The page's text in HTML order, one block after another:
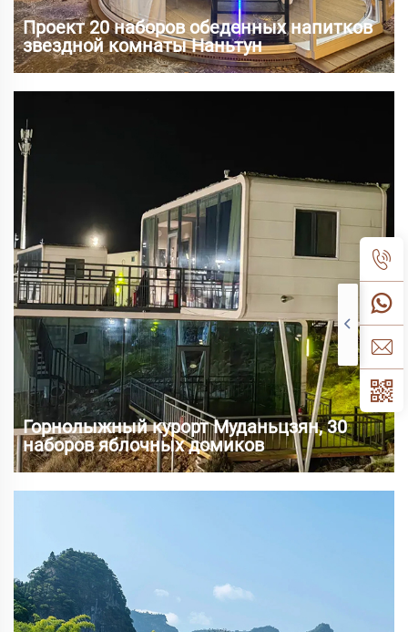
Проект 20 наборов обеденных напитков
звездной комнаты Наньтун
последние годы, с процветающей туристической и
гостиничной индустрией. С улучшением спроса
потребителей на обеденный опыт, традиционные...
Горнолыжный курорт Муданьцзян, 30
наборов яблочных домиков
пейзажами. В последние годы, с быстрым развитием
ледяного и снежного туризма, спрос на проживание в
горнолыжных курортах вырос...